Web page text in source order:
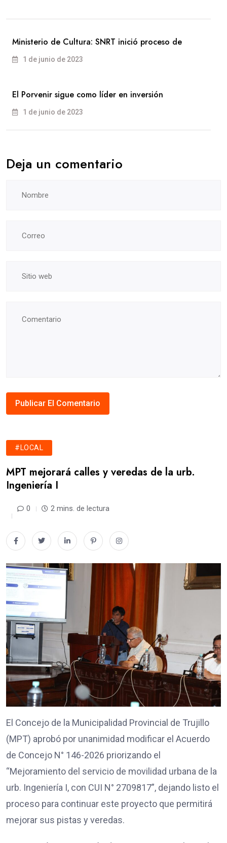
Ministerio de Cultura: SNRT inició proceso de
1 de junio de 2023
El Porvenir sigue como líder en inversión
1 de junio de 2023
Deja un comentario
#LOCAL
MPT mejorará calles y veredas de la urb.
Ingeniería I
0 2 mins. de lectura
El Concejo de la Municipalidad Provincial de Trujillo
(MPT) aprobó por unanimidad modificar el Acuerdo
de Concejo N° 146-2026 priorizando el
“Mejoramiento del servicio de movilidad urbana de la
urb. Ingeniería I, con CUI N° 2709817”, dejando listo el
proceso para continuar este proyecto que permitirá
mejorar sus pistas y veredas.